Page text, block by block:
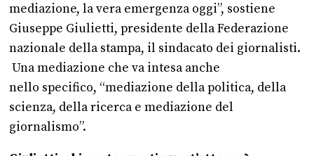
mediazione, la vera emergenza oggi”, sostiene
Giuseppe Giulietti, presidente della Federazione
nazionale della stampa, il sindacato dei giornalisti.
Una mediazione che va intesa anche
nello specifico, “mediazione della politica, della
scienza, della ricerca e mediazione del
giornalismo”.